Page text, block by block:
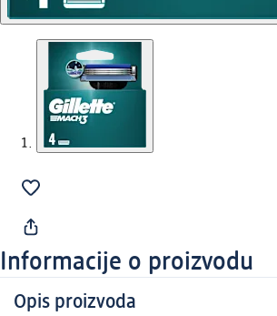
Informacije o proizvodu
Opis proizvoda